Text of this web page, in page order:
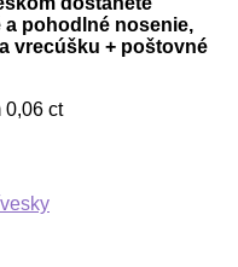
pohodlné nosenie,
vrecúšku + poštovné
0,06 ct